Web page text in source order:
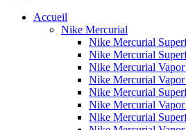
Accueil
Nike Mercurial
Nike Mercurial
Nike Mercurial
Nike Mercurial
Nike Mercurial
Nike Mercurial
Nike Mercurial
Nike Mercurial